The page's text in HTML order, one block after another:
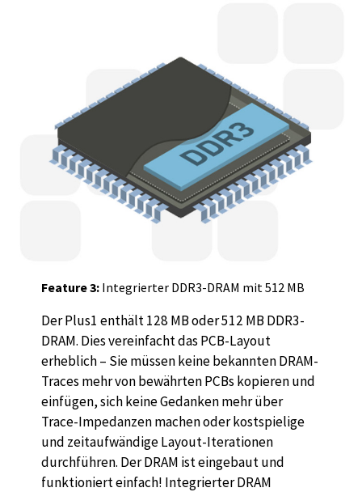
Feature 3:Integrierter DDR3-DRAM mit 512 MB
Der Plus1 enthält 128 MB oder 512 MB DDR3-
DRAM. Dies vereinfacht das PCB-Layout
erheblich – Sie müssen keine bekannten DRAM-
Traces mehr von bewährten PCBs kopieren und
einfügen, sich keine Gedanken mehr über
Trace-Impedanzen machen oder kostspielige
und zeitaufwändige Layout-Iterationen
durchführen. Der DRAM ist eingebaut und
funktioniert einfach! Integrierter DRAM